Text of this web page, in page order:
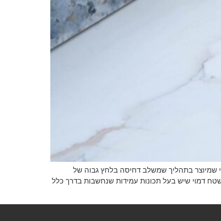
שמיוצר בתהליך שמשלב דחיסה בלחץ גבוה של
מ-1,000 מעלות צלזיוס. בסיום התהליך מתקבל משטח דמוי שיש בעל תכונות עמידות שנחשבות בדרך כלל